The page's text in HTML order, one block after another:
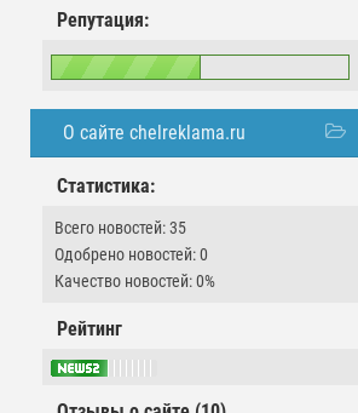
Репутация:
О сайте chelreklama.ru
Статистика:
Всего новостей: 35
Одобрено новостей: 0
Качество новостей: 0%
Рейтинг